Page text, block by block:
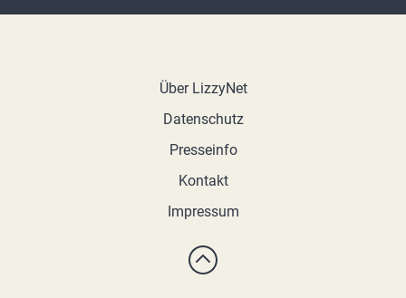
Über LizzyNet
Datenschutz
Presseinfo
Kontakt
Impressum